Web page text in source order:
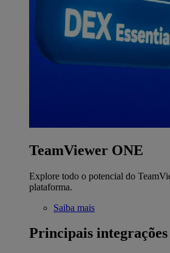
TeamViewer ONE
Explore todo o potencial do
plataforma.
Saiba mais
Principais integrações